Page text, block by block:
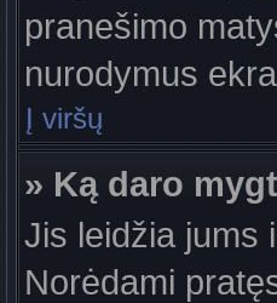
pranešimo
nurodymus
Į viršų
» Ką daro
Jis leidžia jums
Norėdami